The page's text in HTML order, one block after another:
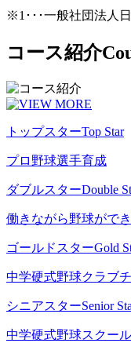
※1･･･一般社団法人
コース紹介
トップスターTop Star
プロ野球選手育成
ダブルスターDouble
働きながら野球がで
ゴールドスターGold
中学硬式野球クラブ
シニアスターSenior
中学硬式野球スクール